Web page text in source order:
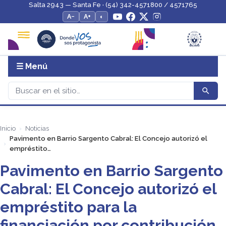
Salta 2943 — Santa Fe · (54) 342-4571800 / 4571765
A−
A+ ◐
☰ Menú
Inicio
Noticias
Pavimento en Barrio Sargento Cabral: El Concejo autorizó el
empréstito…
Pavimento en Barrio Sargento
Cabral: El Concejo autorizó el
empréstito para la